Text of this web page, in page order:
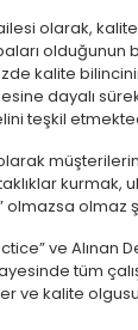
olarak,
olduğunun
kalite
dayalı
teşkil
kurmak,
olmazsa olmaz
ve Alınan
tüm
ve kalite